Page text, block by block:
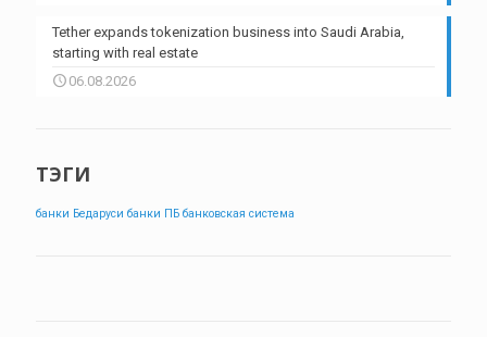
Tether expands tokenization business into Saudi Arabia,
starting with real estate
06.08.2026
ТЭГИ
банки Бедаруси банки ПБ банковская система